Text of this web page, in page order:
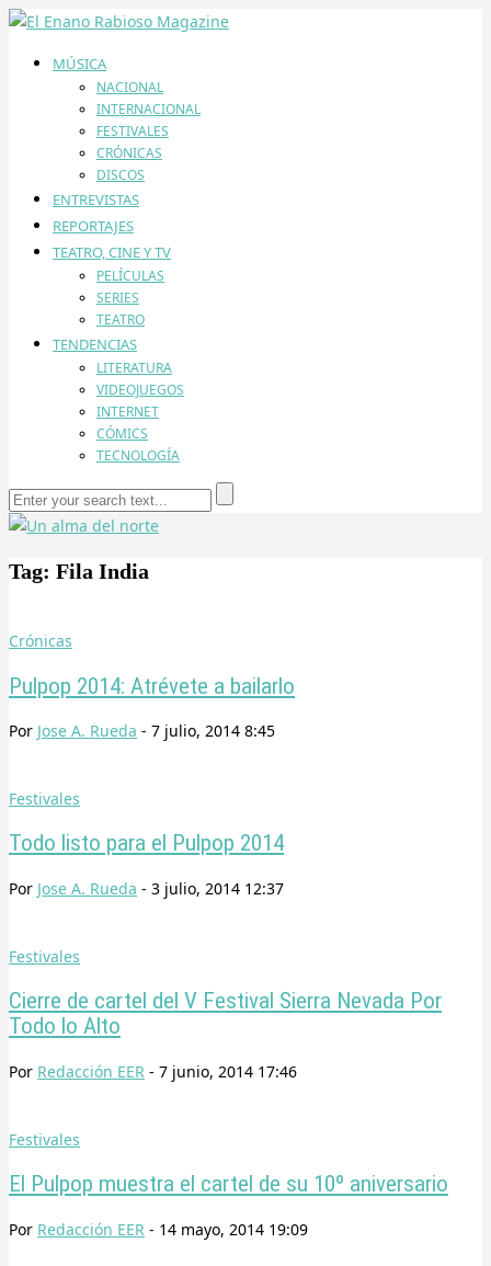
MÚSICA
NACIONAL
INTERNACIONAL
FESTIVALES
CRÓNICAS
DISCOS
ENTREVISTAS
REPORTAJES
TEATRO, CINE Y TV
PELÍCULAS
SERIES
TEATRO
TENDENCIAS
LITERATURA
VIDEOJUEGOS
INTERNET
CÓMICS
TECNOLOGÍA
Tag: Fila India
Crónicas
Pulpop 2014: Atrévete a bailarlo
Por Jose A. Rueda - 7 julio, 2014 8:45
Festivales
Todo listo para el Pulpop 2014
Por Jose A. Rueda - 3 julio, 2014 12:37
Festivales
Cierre de cartel del V Festival Sierra Nevada Por
Todo lo Alto
Por Redacción EER - 7 junio, 2014 17:46
Festivales
El Pulpop muestra el cartel de su 10º aniversario
Por Redacción EER - 14 mayo, 2014 19:09